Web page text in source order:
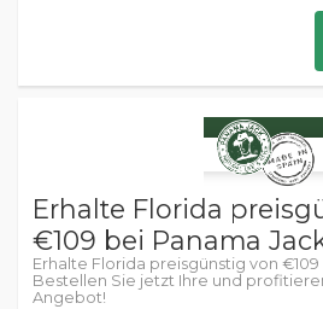
Erhalte Florida
€109 bei Panama
Erhalte Florida preisgünstig von
Bestellen Sie jetzt Ihre und
Angebot!